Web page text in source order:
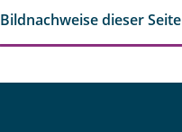
Bildnachweise dieser Seite